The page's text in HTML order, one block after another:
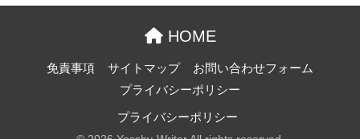
HOME
免責事項 サイトマップ
お問い合わせフォーム
プライバシーポリシー
プライバシーポリシー